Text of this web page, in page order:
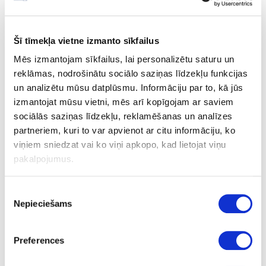
Šī tīmekļa vietne izmanto sīkfailus
Mēs izmantojam sīkfailus, lai personalizētu saturu un
reklāmas, nodrošinātu sociālo saziņas līdzekļu funkcijas
un analizētu mūsu datplūsmu. Informāciju par to, kā jūs
izmantojat mūsu vietni, mēs arī kopīgojam ar saviem
sociālās saziņas līdzekļu, reklamēšanas un analīzes
partneriem, kuri to var apvienot ar citu informāciju, ko
viņiem sniedzat vai ko viņi apkopo, kad lietojat viņu
pakalpojumus.
izvēle
Nepieciešams
Preferences
Ask question
Share product link
Print
41-O0574